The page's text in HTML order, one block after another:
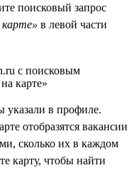
поисковый запрос
карте» в левой части
указали в профиле.
отобразятся вакансии
сколько их в каждом
карту, чтобы найти